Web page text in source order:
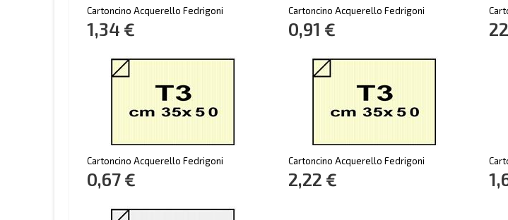
Cartoncino Acquerello Fedrigoni
1,34 €
Cartoncino Acquerello Fedrigoni
0,91 €
Cartoncino Acquerello Fedrigoni
0,67 €
Cartoncino Acquerello Fedrigoni
2,22 €